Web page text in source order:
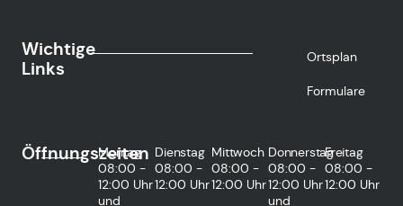
Wichtige
Links
Ortsplan
Formulare
Öffnungszeiten
Montag
08:00 -
12:00 Uhr
und
Dienstag
08:00 -
12:00 Uhr
Mittwoch
08:00 -
12:00 Uhr
Donnerstag
08:00 -
12:00 Uhr
und
Freitag
08:00 -
12:00 Uhr